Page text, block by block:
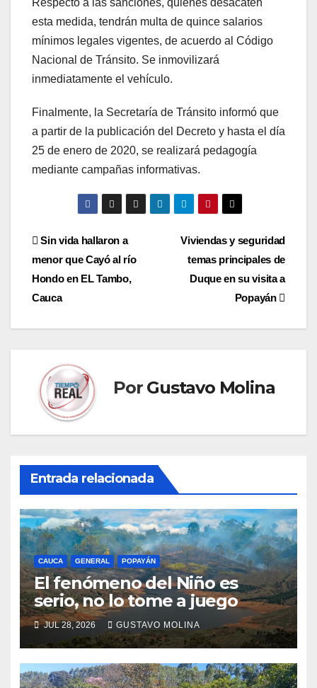
Respecto a las sanciones, quienes desacaten
esta medida, tendrán multa de quince salarios
mínimos legales vigentes, de acuerdo al Código
Nacional de Tránsito. Se inmovilizará
inmediatamente el vehículo.
Finalmente, la Secretaría de Tránsito informó que
a partir de la publicación del Decreto y hasta el día
25 de enero de 2020, se realizará pedagogía
mediante campañas informativas.
Navegación
de
entradas
Viviendas y seguridad
temas principales de
Duque en su visita a
Popayán
Sin vida hallaron a
menor que Cayó al río
Hondo en EL Tambo,
Cauca
Por Gustavo Molina
Entrada relacionada
CAUCA GENERAL POPAYÁN
El fenómeno del Niño es
serio, no lo tome a juego
JUL 28, 2026 GUSTAVO MOLINA